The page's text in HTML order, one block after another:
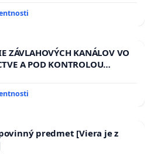
ZÁVLAHOVÝCH KANÁLOV VO
A POD KONTROLOU
& žiadosť na riešenie
predmet [Viera je z